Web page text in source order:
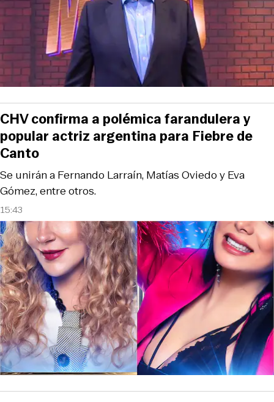
15:43
Se unirán a Fernando Larraín, Matías Oviedo y Eva
Gómez, entre otros.
CHV confirma a polémica farandulera y
popular actriz argentina para Fiebre de
Canto